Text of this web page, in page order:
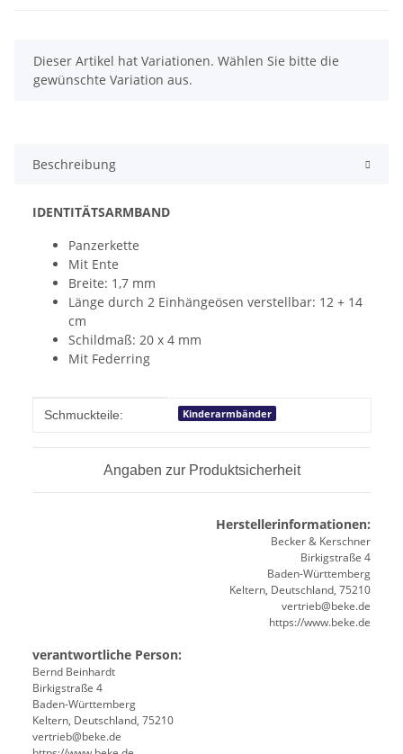
x
Dieser Artikel hat Variationen. Wählen Sie bitte die
gewünschte Variation aus.
Beschreibung
IDENTITÄTSARMBAND
Panzerkette
Mit Ente
Breite: 1,7 mm
Länge durch 2 Einhängeösen verstellbar: 12 + 14
cm
Schildmaß: 20 x 4 mm
Mit Federring
Produkteigenschaft
Wert
Schmuckteile: Kinderarmbänder
Angaben zur Produktsicherheit
Herstellerinformationen:
Becker & Kerschner
Birkigstraße 4
Baden-Württemberg
Keltern, Deutschland, 75210
vertrieb@beke.de
https://www.beke.de
verantwortliche Person:
Bernd Beinhardt
Birkigstraße 4
Baden-Württemberg
Keltern, Deutschland, 75210
vertrieb@beke.de